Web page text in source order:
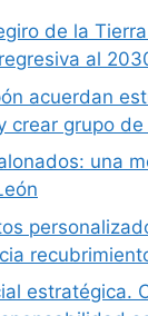
de la
al
acuerdan
crear grupo
una
estratégica.